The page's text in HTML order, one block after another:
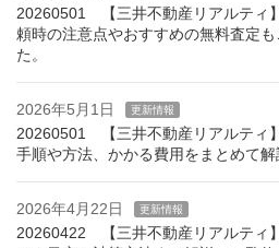
20260501 【三井不動産リアルティ
頼時の注意点やおすすめの無料査定
た。
2026年5月1日 更新情報
20260501 【三井不動産リアルティ
手順や方法、かかる費用をまとめて解
2026年4月22日 更新情報
20260422 【三井不動産リアルティ